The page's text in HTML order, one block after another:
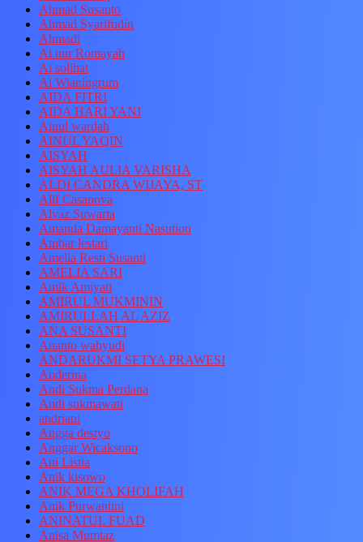
Ahmad Susanto
Ahmad Syarifudin
Ahmadi
Ai nur Romayah
Ai solihat
Ai Wianingrum
AIDA FITRI
AIDA HARI YANI
Ainul wardah
AINUL YAQIN
AISYAH
AISYAH AULIA VARISHA
ALDI CANDRA WIJAYA, ST
Alif Casanova
Alvaz Suwarta
Amanda Damayanti Nasution
Ambar lestari
Amelia Resti Susanti
AMELIA SARI
Amik Amiyati
AMIRUL MUKMININ
AMIRULLAH AL AZIZ
ANA SUSANTI
Ananto wahyudi
ANDARUKMI SETYA PRAWESI
Anderina
Andi Sukma Perdana
Andi sukmawati
andriani
Angga destyo
Anggar Wicaksono
Ani Listia
Anik kisowo
ANIK MEGA KHOLIFAH
Anik Purwantini
ANINATUL FUAD
Anisa Mumtaz